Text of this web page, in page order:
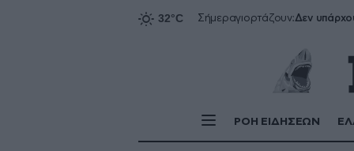
Σήμεραγιορτάζουν:Δεν
ΡΟΗ ΕΙΔΗΣΕΩΝ